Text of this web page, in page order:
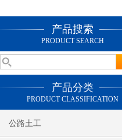
产品搜索
PRODUCT SEARCH
产品分类
PRODUCT CLASSIFICATION
公路土工